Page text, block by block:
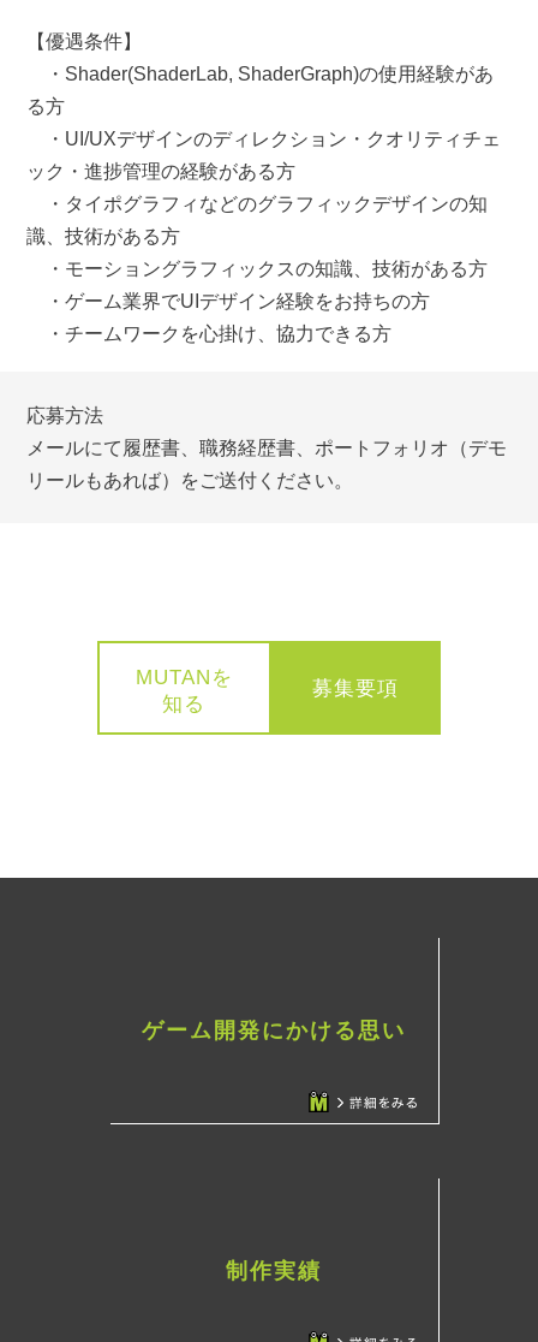
【優遇条件】
・Shader(ShaderLab, ShaderGraph)の使用経験があ
る方
・UI/UXデザインのディレクション・クオリティチェ
ック・進捗管理の経験がある方
・タイポグラフィなどのグラフィックデザインの知
識、技術がある方
・モーショングラフィックスの知識、技術がある方
・ゲーム業界でUIデザイン経験をお持ちの方
・チームワークを心掛け、協力できる方
応募方法
メールにて履歴書、職務経歴書、ポートフォリオ（デモ
リールもあれば）をご送付ください。
MUTANを
知る
募集要項
ゲーム開発にかける思い
制作実績